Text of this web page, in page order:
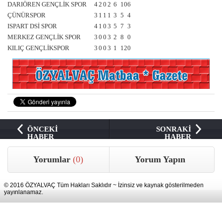
DARIÖREN GENÇLİK SPOR
42 0 2 6 106
ÇÜNÜRSPOR
3 1 1 1 3 5 4
ISPART DSİ SPOR
4 1 0 3 5 7 3
MERKEZ GENÇLİK SPOR
3 0 0 3 2 8 0
KILIÇ GENÇLİKSPOR
3 0 0 3 1 120
ÖNCEKİ
HABER
SONRAKİ
HABER
Yorumlar(0) Yorum Yapın
© 2016 ÖZYALVAÇ Tüm Hakları Saklıdır ~ İzinsiz ve kaynak gösterilmeden
yayınlanamaz.